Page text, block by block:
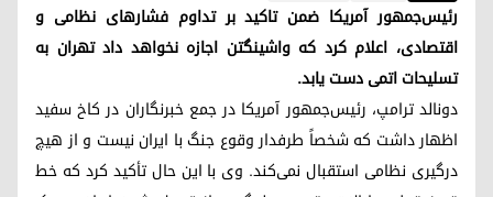
رئیس‌جمهور آمریکا ضمن تاکید بر تداوم فشارهای نظامی و
اقتصادی، اعلام کرد که واشینگتن اجازه نخواهد داد تهران به
تسلیحات اتمی دست یابد.
دونالد ترامپ، رئیس‌جمهور آمریکا در جمع خبرنگاران در کاخ سفید
اظهار داشت که شخصاً طرفدار وقوع جنگ با ایران نیست و از هیچ
درگیری نظامی استقبال نمی‌کند. وی با این حال تأکید کرد که خط